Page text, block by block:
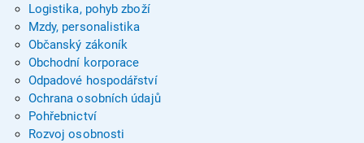
Logistika, pohyb zboží
Mzdy, personalistika
Občanský zákoník
Obchodní korporace
Odpadové hospodářství
Ochrana osobních údajů
Pohřebnictví
Rozvoj osobnosti